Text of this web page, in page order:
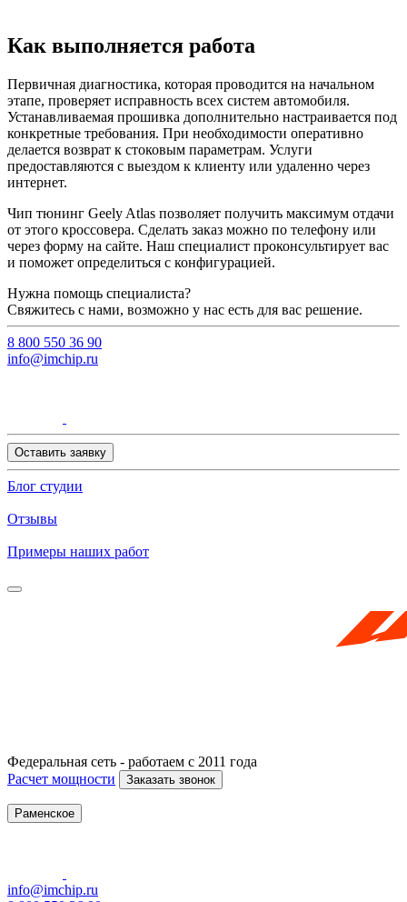
Как выполняется работа
Первичная диагностика, которая проводится на начальном
этапе, проверяет исправность всех систем автомобиля.
Устанавливаемая прошивка дополнительно настраивается под
конкретные требования. При необходимости оперативно
делается возврат к стоковым параметрам. Услуги
предоставляются с выездом к клиенту или удаленно через
интернет.
Чип тюнинг Geely Atlas позволяет получить максимум отдачи
от этого кроссовера. Сделать заказ можно по телефону или
через форму на сайте. Наш специалист проконсультирует вас
и поможет определиться с конфигурацией.
Нужна помощь специалиста?
Свяжитесь с нами, возможно у нас есть для вас решение.
8 800 550 36 90
info@imchip.ru
Оставить заявку
Блог студии
Отзывы
Примеры наших работ
Федеральная сеть - работаем с 2011 года
Расчет мощности
Заказать звонок
Раменское
info@imchip.ru